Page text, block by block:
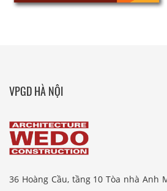
VPGD HÀ NỘI
36 Hoàng Cầu, tầng 10 Tòa nhà Anh